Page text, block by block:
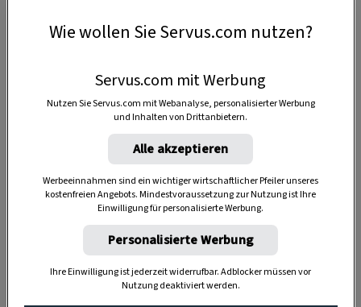
Anzeige
Wie wollen Sie Servus.com nutzen?
Servus.com mit Werbung
Nutzen Sie Servus.com mit Webanalyse, personalisierter Werbung
und Inhalten von Drittanbietern.
Alle akzeptieren
Werbeeinnahmen sind ein wichtiger wirtschaftlicher Pfeiler unseres
kostenfreien Angebots. Mindestvoraussetzung zur Nutzung ist Ihre
Einwilligung für personalisierte Werbung.
Personalisierte Werbung
Ihre Einwilligung ist jederzeit widerrufbar. Adblocker müssen vor
Nutzung deaktiviert werden.